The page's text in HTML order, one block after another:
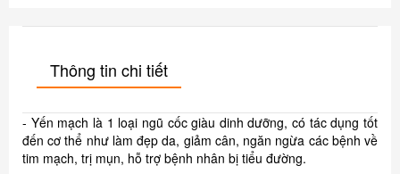
Thông tin chi tiết
- Yến mạch là 1 loại ngũ cốc giàu dinh dưỡng, có tác dụng tốt
đến cơ thể như làm đẹp da, giảm cân, ngăn ngừa các bệnh về
tim mạch, trị mụn, hỗ trợ bệnh nhân bị tiểu đường.